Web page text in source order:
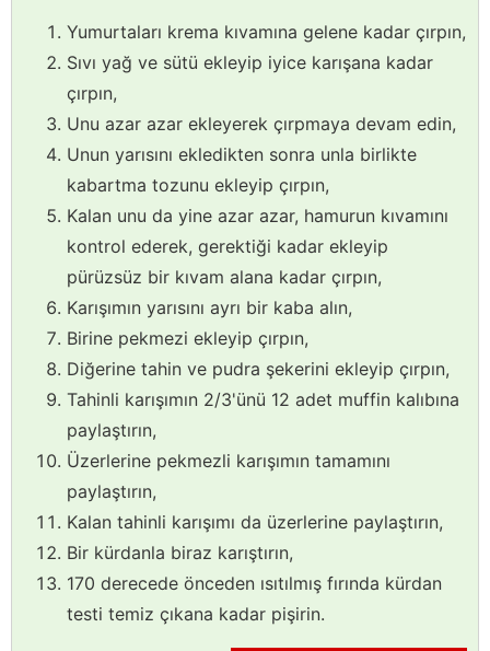
Yumurtaları krema kıvamına gelene kadar çırpın,
Sıvı yağ ve sütü ekleyip iyice karışana kadar
çırpın,
Unu azar azar ekleyerek çırpmaya devam edin,
Unun yarısını ekledikten sonra unla birlikte
kabartma tozunu ekleyip çırpın,
Kalan unu da yine azar azar, hamurun kıvamını
kontrol ederek, gerektiği kadar ekleyip
pürüzsüz bir kıvam alana kadar çırpın,
Karışımın yarısını ayrı bir kaba alın,
Birine pekmezi ekleyip çırpın,
Diğerine tahin ve pudra şekerini ekleyip çırpın,
Tahinli karışımın 2/3'ünü 12 adet muffin kalıbına
paylaştırın,
Üzerlerine pekmezli karışımın tamamını
paylaştırın,
Kalan tahinli karışımı da üzerlerine paylaştırın,
Bir kürdanla biraz karıştırın,
170 derecede önceden ısıtılmış fırında kürdan
testi temiz çıkana kadar pişirin.